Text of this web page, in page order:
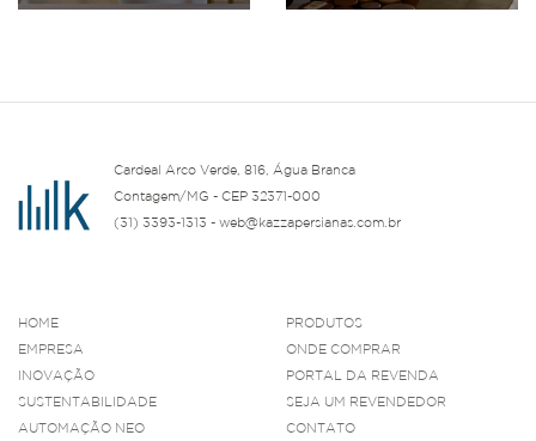
Cardeal Arco Verde, 816, Água Branca
Contagem/MG - CEP 32371-000
(31) 3393-1313 - web@kazzapersianas.com.br
HOME
EMPRESA
INOVAÇÃO
SUSTENTABILIDADE
AUTOMAÇÃO NEO
PRODUTOS
ONDE COMPRAR
PORTAL DA REVENDA
SEJA UM REVENDEDOR
CONTATO